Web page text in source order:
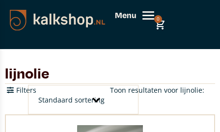
Menu 0
lijnolie
Toon resultaten voor lijnolie:
Filters